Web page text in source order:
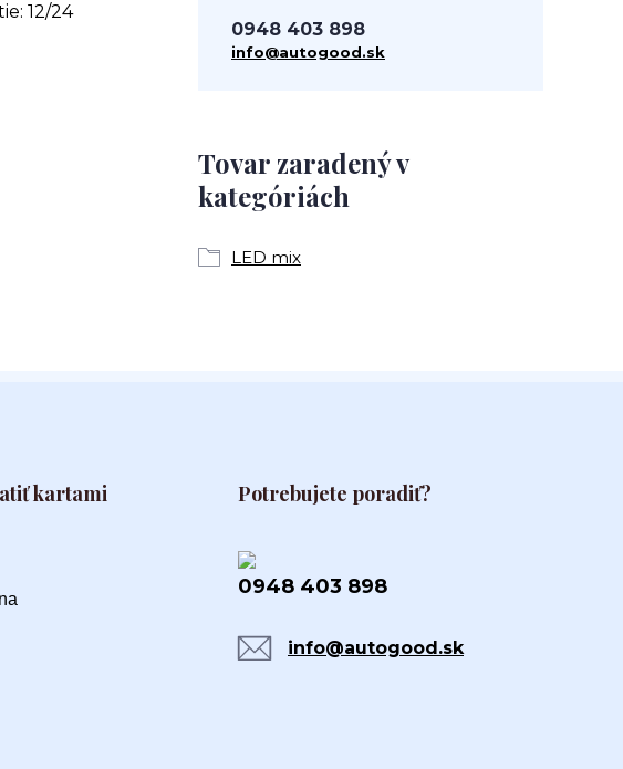
12/24
Tovar zaradený v
kategóriách
LED mix
0948 403 898
info@autogood.sk
kartami Potrebujete poradiť?
0948 403 898
info@autogood.sk